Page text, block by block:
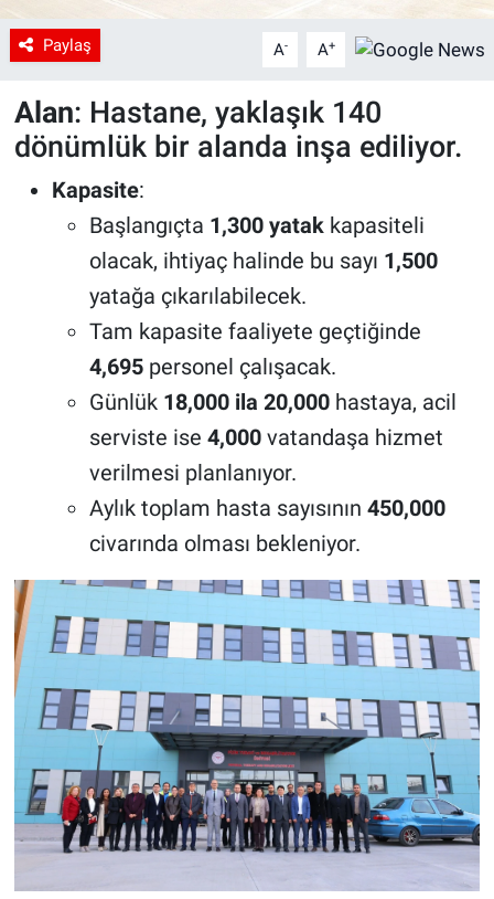
Paylaş A- A+
Alan: Hastane, yaklaşık 140
dönümlük bir alanda inşa ediliyor.
Kapasite:
Başlangıçta 1,300 yatakkapasiteli
olacak, ihtiyaç halinde bu sayı 1,500
yatağa çıkarılabilecek.
Tam kapasite faaliyete geçtiğinde
4,695personel çalışacak.
Günlük 18,000 ila 20,000hastaya, acil
serviste ise 4,000vatandaşa hizmet
verilmesi planlanıyor.
Aylık toplam hasta sayısının 450,000
civarında olması bekleniyor.